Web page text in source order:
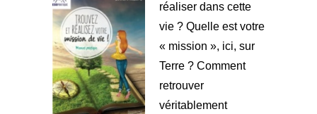
réaliser dans cette
vie ? Quelle est votre
« mission », ici, sur
Terre ? Comment
retrouver
véritablement